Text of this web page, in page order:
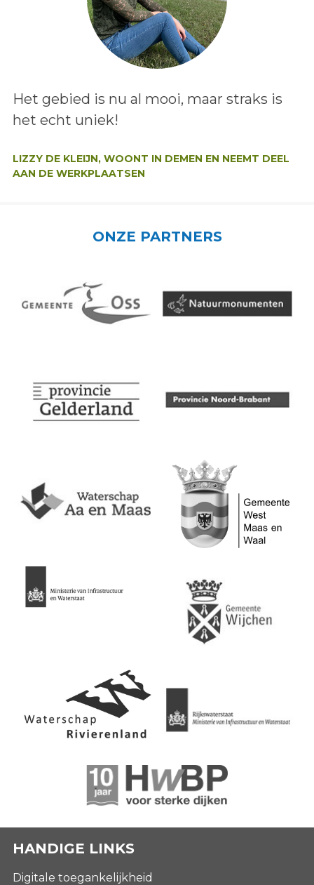
Lees het bericht:
Het gebied is nu al mooi, maar straks is
het echt uniek!
LIZZY DE KLEIJN, WOONT IN DEMEN EN NEEMT DEEL
AAN DE WERKPLAATSEN
ONZE PARTNERS
HANDIGE LINKS
Digitale toegankelijkheid